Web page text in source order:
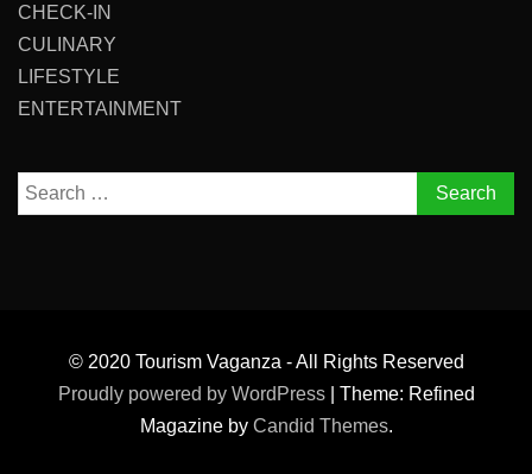
CHECK-IN
CULINARY
LIFESTYLE
ENTERTAINMENT
Search
for:
© 2020 Tourism Vaganza - All Rights Reserved
Proudly powered by WordPress
Theme: Refined
Magazine by Candid Themes.